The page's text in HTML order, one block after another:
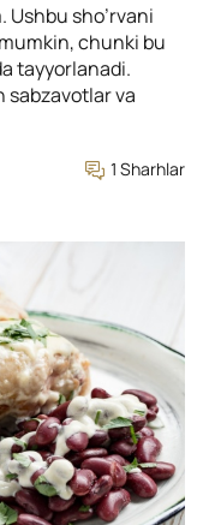
Ushbu sho’rvani
chunki bu
tayyorlanadi.
sabzavotlar va
1 Sharhlar